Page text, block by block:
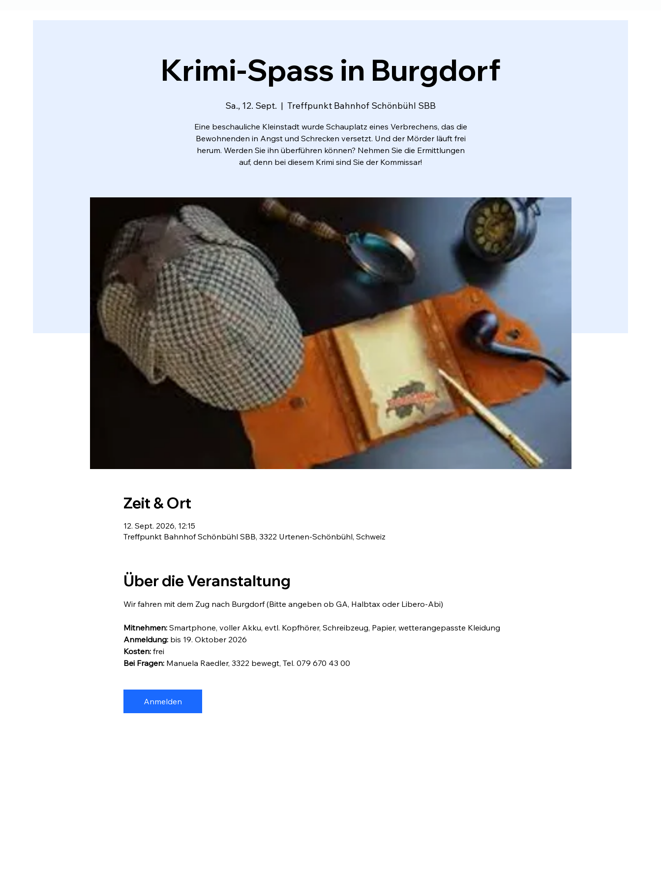
Krimi-Spass in Burgdorf
Sa., 12. Sept.
  |
Treffpunkt Bahnhof Schönbühl SBB
Eine beschauliche Kleinstadt wurde Schauplatz eines Verbrechens, das die
Bewohnenden in Angst und Schrecken versetzt. Und der Mörder läuft frei
herum. Werden Sie ihn überführen können? Nehmen Sie die Ermittlungen
auf, denn bei diesem Krimi sind Sie der Kommissar!
Zeit & Ort
12. Sept. 2026, 12:15
Treffpunkt Bahnhof Schönbühl SBB, 3322 Urtenen-Schönbühl, Schweiz
Über die Veranstaltung
Wir fahren mit dem Zug nach Burgdorf (Bitte angeben ob GA, Halbtax oder Libero-Abi)
Mitnehmen: Smartphone, voller Akku, evtl. Kopfhörer, Schreibzeug, Papier, wetterangepasste Kleidung
Anmeldung: bis 19. Oktober 2026
Kosten: frei
Bei Fragen: Manuela Raedler, 3322 bewegt, Tel. 079 670 43 00
Anmelden